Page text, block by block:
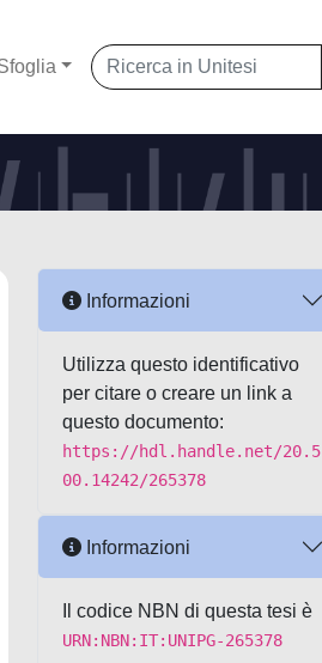
Informazioni
Utilizza questo identificativo
per citare o creare un link a
questo documento:
https://hdl.handle.net/20.5
00.14242/265378
Informazioni
Il codice NBN di questa tesi è
URN:NBN:IT:UNIPG-265378